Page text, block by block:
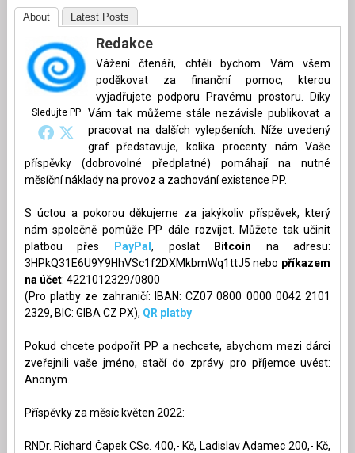
About Latest Posts
Sledujte PP
Redakce
Vážení čtenáři, chtěli bychom Vám všem
poděkovat za finanční pomoc, kterou
vyjadřujete podporu Pravému prostoru. Díky
Vám tak můžeme stále nezávisle publikovat a
pracovat na dalších vylepšeních. Níže uvedený
graf představuje, kolika procenty nám Vaše
příspěvky (dobrovolné předplatné) pomáhají na nutné
měsíční náklady na provoz a zachování existence PP.
S úctou a pokorou děkujeme za jakýkoliv příspěvek, který
nám společně pomůže PP dále rozvíjet. Můžete tak učinit
platbou přes
PayPal , poslat Bitcoin na adresu:
3HPkQ31E6U9Y9HhVSc1f2DXMkbmWq1ttJ5 nebo příkazem
na účet: 4221012329/0800
(Pro platby ze zahraničí: IBAN: CZ07 0800 0000 0042 2101
2329, BIC: GIBA CZ PX), QR platby
Pokud chcete podpořit PP a nechcete, abychom mezi dárci
zveřejnili vaše jméno, stačí do zprávy pro příjemce uvést:
Anonym.
Příspěvky za měsíc květen 2022:
RNDr. Richard Čapek CSc. 400,- Kč, Ladislav Adamec 200,- Kč,